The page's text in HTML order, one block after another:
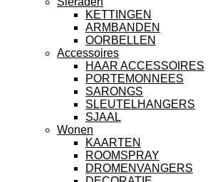
KETTINGEN
ARMBANDEN
OORBELLEN
Accessoires
HAAR ACCESSOIRES
PORTEMONNEES
SARONGS
SLEUTELHANGERS
SJAAL
Wonen
KAARTEN
ROOMSPRAY
DROMENVANGERS